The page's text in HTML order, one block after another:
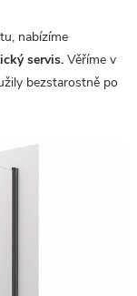
nabízíme
servis. Věříme v
bezstarostně po